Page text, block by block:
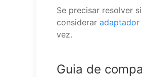
Se precisar resolver
considerar adaptador
vez.
Guia de